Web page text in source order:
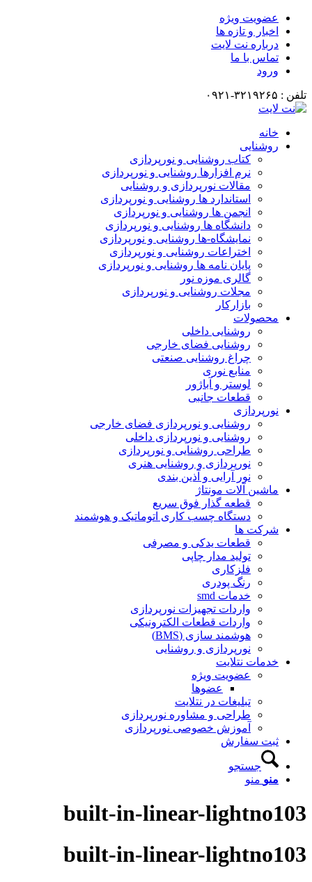
عضویت ویژه
اخبار و تازه ها
درباره نت لایت
تماس با ما
ورود
تلفن : ۳۲۱۹۲۶۵-۰۹۲۱
خانه
روشنایی
کتاب روشنایی و نورپردازی
نرم افزارها روشنایی و نورپردازی
مقالات نورپردازی و روشنایی
استاندارد ها روشنایی و نورپردازی
انجمن ها روشنایی و نورپردازی
دانشگاه ها روشنایی و نورپردازی
نمایشگاه-ها روشنایی و نورپردازی
اختراعات روشنایی و نورپردازی
پایان نامه ها روشنایی و نورپردازی
گالری موزه نور
مجلات روشنایی و نورپردازی
بازارکار
محصولات
روشنایی داخلی
روشنایی فضای خارجی
چراغ روشنایی صنعتی
منابع نوری
لوستر و آباژور
قطعات جانبی
نورپردازی
روشنایی و نورپردازی فضای خارجی
روشنایی و نورپردازی داخلی
طراحی روشنایی و نورپردازی
نورپردازی و روشنایی هنری
نور آرایی و آذین بندی
ماشین آلات مونتاژ
قطعه گذار فوق سریع
دستگاه چسب کاری اتوماتیک و هوشمند
شرکت ها
قطعات یدکی و مصرفی
تولید مدار چاپی
فلزکاری
رنگ پودری
خدمات smd
واردات تجهیزات نورپردازی
واردات قطعات الکترونیکی
هوشمند سازی (BMS)
نورپردازی و روشنایی
خدمات نتلایت
عضویت ویژه
عضوها
تبلیغات در نتلایت
طراحی و مشاوره نورپردازی
آموزش خصوصی نورپردازی
ثبت سفارش
جستجو
منو منو
built-in-linear-lightno103
built-in-linear-lightno103